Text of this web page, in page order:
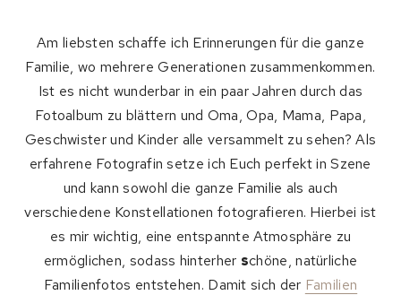
Am liebsten schaffe ich Erinnerungen für die ganze
Familie, wo mehrere Generationen zusammenkommen.
Ist es nicht wunderbar in ein paar Jahren durch das
Fotoalbum zu blättern und Oma, Opa, Mama, Papa,
Geschwister und Kinder alle versammelt zu sehen? Als
erfahrene Fotografin setze ich Euch perfekt in Szene
und kann sowohl die ganze Familie als auch
verschiedene Konstellationen fotografieren. Hierbei ist
es mir wichtig, eine entspannte Atmosphäre zu
ermöglichen, sodass hinterher schöne, natürliche
Familienfotos entstehen. Damit sich der Familien